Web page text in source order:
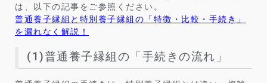
は、以下の記事をご参照ください。
普通養子縁組と特別養子縁組の「特徴・比較・手続き」
を漏れなく解説！
(1)普通養子縁組の「手続きの流れ」